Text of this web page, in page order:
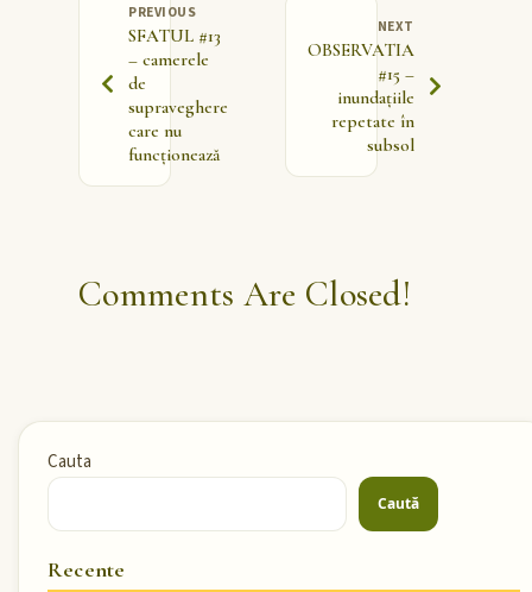
PREVIOUS
SFATUL #13
– camerele
de
supraveghere
care nu
funcționează
NEXT
OBSERVATIA
#15 –
inundațiile
repetate în
subsol
Comments Are Closed!
Cauta
Caută
Recente